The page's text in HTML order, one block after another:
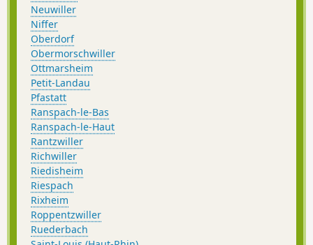
Neuwiller
Niffer
Oberdorf
Obermorschwiller
Ottmarsheim
Petit-Landau
Pfastatt
Ranspach-le-Bas
Ranspach-le-Haut
Rantzwiller
Richwiller
Riedisheim
Riespach
Rixheim
Roppentzwiller
Ruederbach